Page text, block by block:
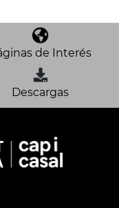
de Interés
Descargas